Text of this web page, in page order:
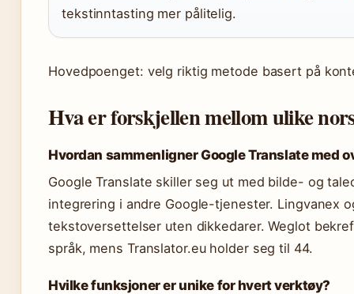
tekstinntasting mer pålitelig.
Hovedpoenget: velg riktig metode basert på
Hva er forskjellen mellom ulike
Hvordan sammenligner Google Translate med
Google Translate skiller seg ut med bilde- og
integrering i andre Google-tjenester. Lingvanex
tekstoversettelser uten dikkedarer. Weglot
språk, mens Translator.eu holder seg til 44.
Hvilke funksjoner er unike for hvert verktøy?